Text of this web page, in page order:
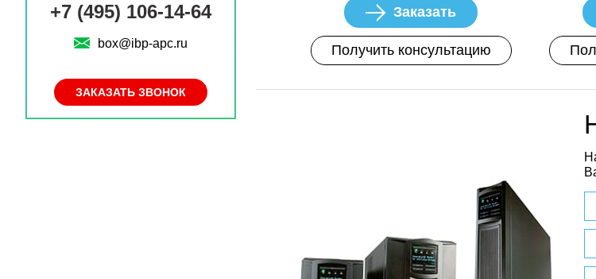
+7 (495) 106-14-64
box@ibp-apc.ru
ЗАКАЗАТЬ ЗВОНОК
Заказать
Получить консультацию